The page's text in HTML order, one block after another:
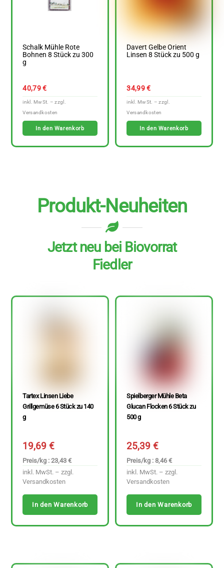
Schalk Mühle Rote
Bohnen 8 Stück zu 300
g
40,79€
In den Warenkorb
Davert Gelbe Orient
Linsen 8 Stück zu 500 g
34,99€
In den Warenkorb
Produkt-Neuheiten
Jetzt neu bei Biovorrat
Fiedler
Tartex Linsen Liebe
Grillgemüse 6 Stück zu 140
g
19,69€
Preis/kg : 23,43 €
inkl. MwSt. – zzgl.
Versandkosten
In den Warenkorb
Spielberger Mühle Beta
Glucan Flocken 6 Stück zu
500 g
25,39€
Preis/kg : 8,46 €
inkl. MwSt. – zzgl.
Versandkosten
In den Warenkorb